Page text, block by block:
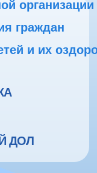
организации
граждан
и их
ДОЛ